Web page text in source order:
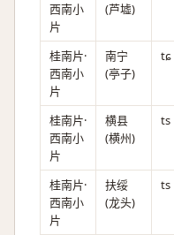
西南小
片
(芦墟)
桂南片·
西南小
片
南宁
(亭子)
tɕ
桂南片·
西南小
片
横县
(横州)
ts
桂南片·
西南小
片
扶绥
(龙头)
ts